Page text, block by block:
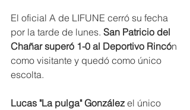
El oficial A de LIFUNE cerró su fecha
por la tarde de lunes. San Patricio del
Chañar superó 1-0 al Deportivo Rincón
como visitante y quedó como único
escolta.
Lucas "La pulga" González el único